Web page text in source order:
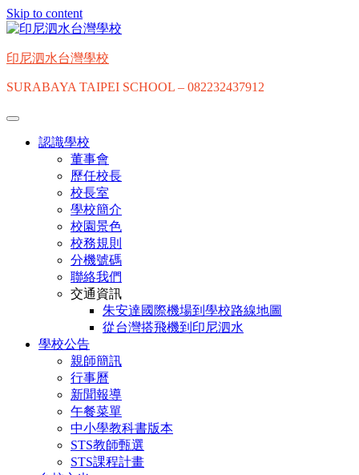
Skip to content
印尼泗水台灣學校
SURABAYA TAIPEI SCHOOL – 082232437912
認識學校
董事會
歷任校長
校長室
學校簡介
校園景色
校務規則
分機號碼
聯絡我們
交通資訊
朱安達國際機場到學校路線地圖
從台灣搭飛機到印尼泗水
學校公告
親師簡訊
行事曆
新聞報導
午餐菜單
中小學教科書版本
STS教師甄選
STS課程計畫